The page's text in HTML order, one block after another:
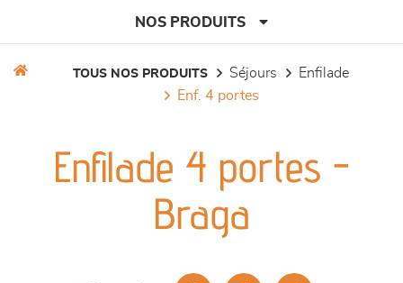
NOS PRODUITS
séjours
meubles de complément
TOUS NOS PRODUITS séjours
enfilade
enf. 4 portes
Enfilade 4 portes -
Braga